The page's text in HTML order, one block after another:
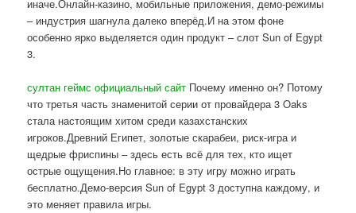
иначе.Онлайн-казино, мобильные приложения, демо-режимы
– индустрия шагнула далеко вперёд.И на этом фоне
особенно ярко выделяется один продукт – слот Sun of Egypt
3.
султан геймс официальный сайт Почему именно он? Потому
что третья часть знаменитой серии от провайдера 3 Oaks
стала настоящим хитом среди казахстанских
игроков.Древний Египет, золотые скарабеи, риск-игра и
щедрые фриспины – здесь есть всё для тех, кто ищет
острые ощущения.Но главное: в эту игру можно играть
бесплатно.Демо-версия Sun of Egypt 3 доступна каждому, и
это меняет правила игры.